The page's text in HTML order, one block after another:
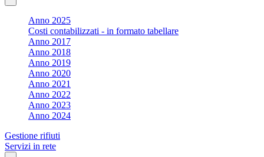
Anno 2025
Costi contabilizzati - in formato tabellare
Anno 2017
Anno 2018
Anno 2019
Anno 2020
Anno 2021
Anno 2022
Anno 2023
Anno 2024
Gestione rifiuti
Servizi in rete